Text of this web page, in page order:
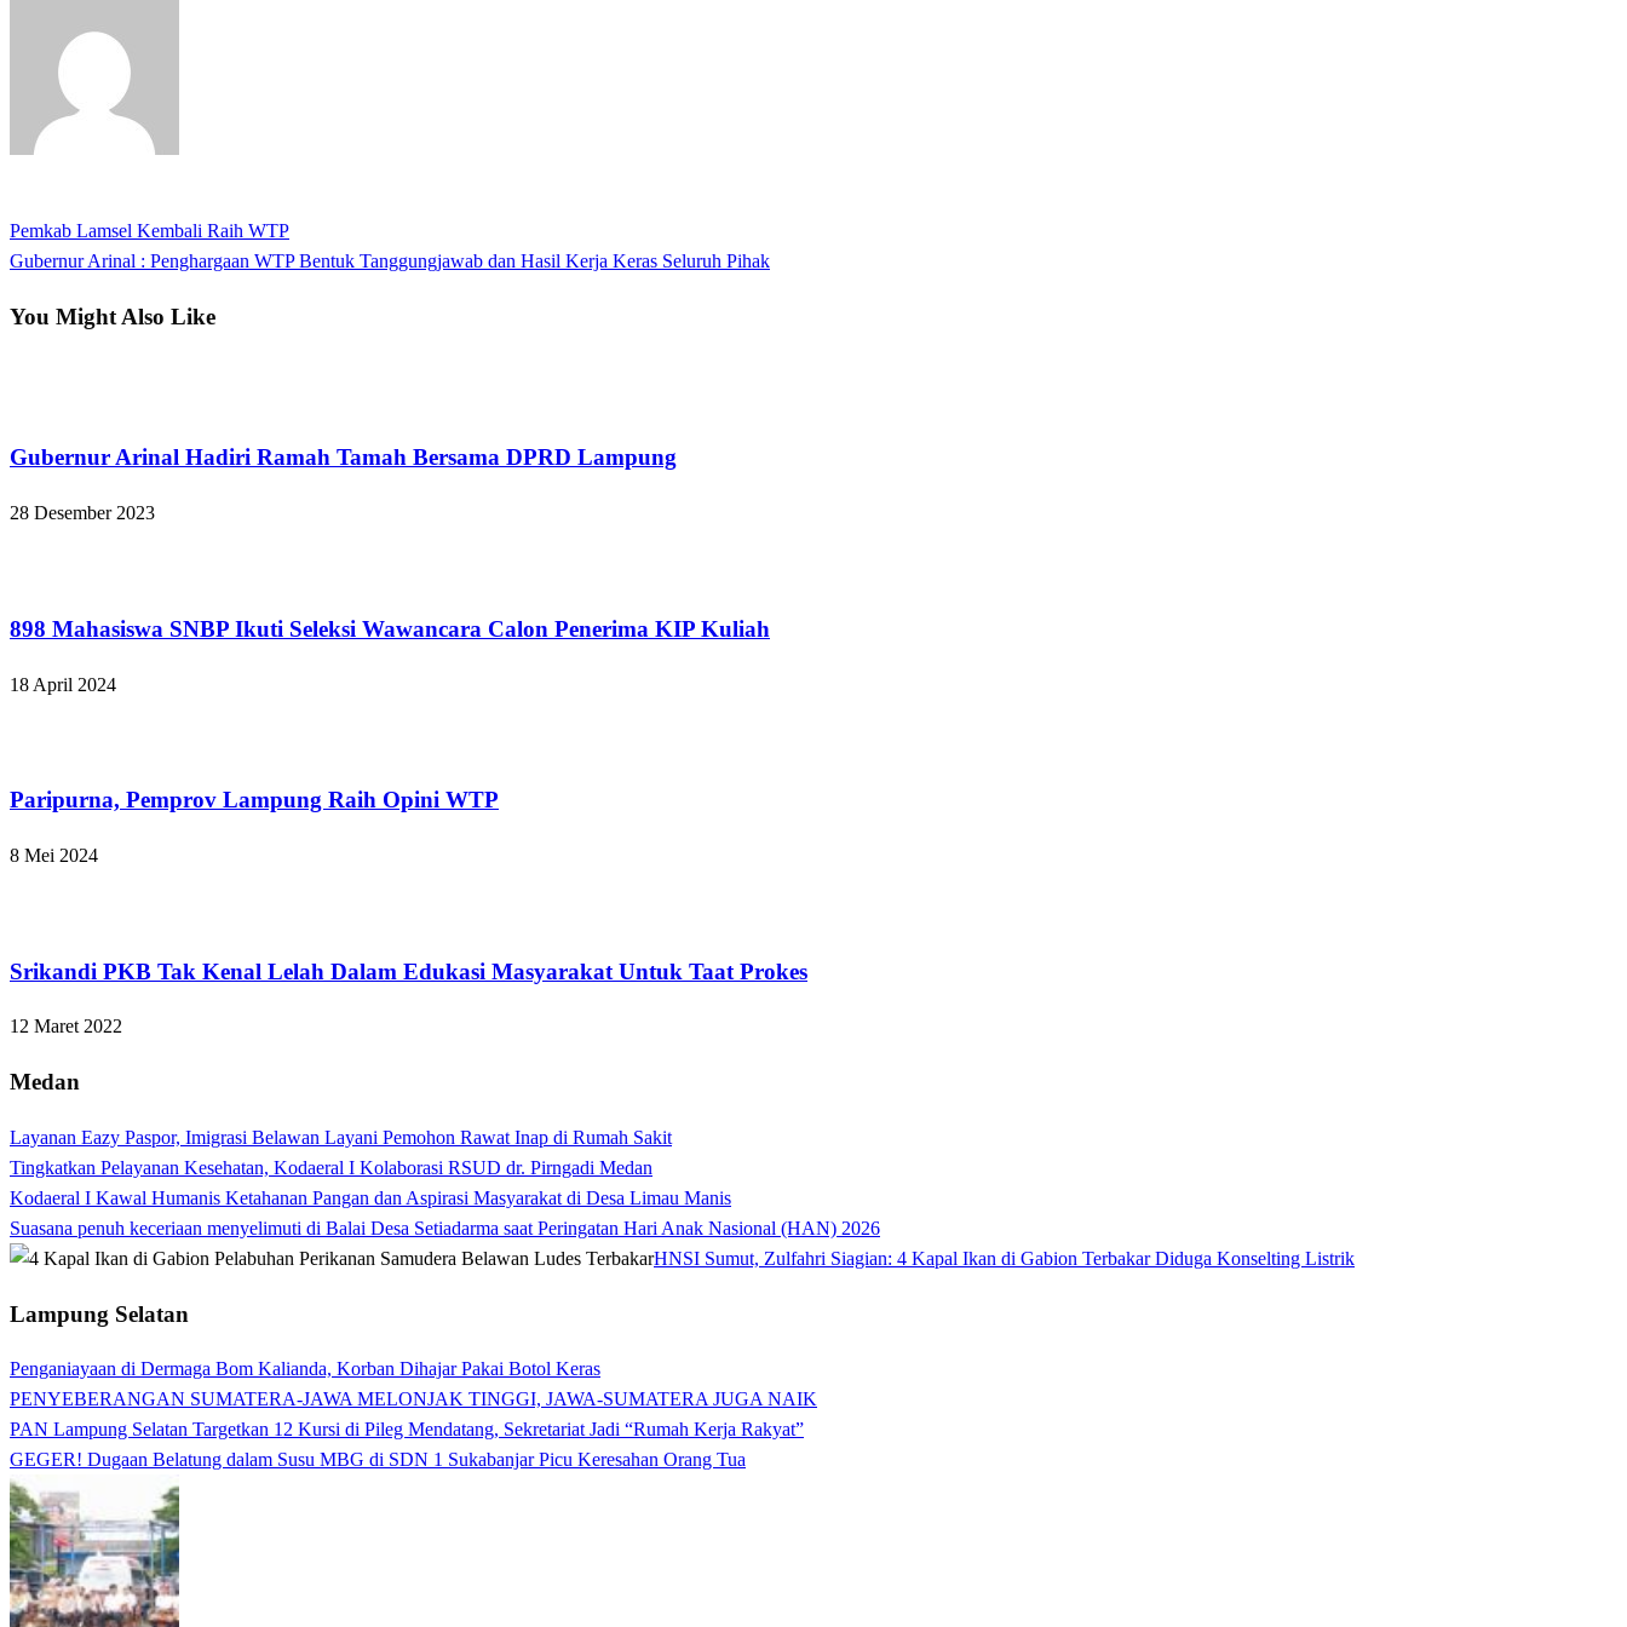
Navigasi
Previous
Post
Pemkab Lamsel Kembali Raih WTP
Next
Gubernur Arinal : Penghargaan WTP Bentuk Tanggungjawab dan Hasil Kerja Keras Seluruh Pihak
You Might Also Like
Gubernur Arinal Hadiri Ramah Tamah Bersama DPRD Lampung
28 Desember 2023
898 Mahasiswa SNBP Ikuti Seleksi Wawancara Calon Penerima KIP Kuliah
18 April 2024
Paripurna, Pemprov Lampung Raih Opini WTP
8 Mei 2024
Srikandi PKB Tak Kenal Lelah Dalam Edukasi Masyarakat Untuk Taat Prokes
12 Maret 2022
Medan
Layanan Eazy Paspor, Imigrasi Belawan Layani Pemohon Rawat Inap di Rumah Sakit
Tingkatkan Pelayanan Kesehatan, Kodaeral I Kolaborasi RSUD dr. Pirngadi Medan‎
Kodaeral I Kawal Humanis Ketahanan Pangan dan Aspirasi Masyarakat di Desa Limau Manis
Suasana penuh keceriaan menyelimuti di Balai Desa Setiadarma saat Peringatan Hari Anak Nasional (HAN) 2026
HNSI Sumut, Zulfahri Siagian: 4 Kapal Ikan di Gabion Terbakar Diduga Konselting Listrik
Lampung Selatan
Penganiayaan di Dermaga Bom Kalianda, Korban Dihajar Pakai Botol Keras
PENYEBERANGAN SUMATERA-JAWA MELONJAK TINGGI, JAWA-SUMATERA JUGA NAIK
PAN Lampung Selatan Targetkan 12 Kursi di Pileg Mendatang, Sekretariat Jadi “Rumah Kerja Rakyat”
GEGER! Dugaan Belatung dalam Susu MBG di SDN 1 Sukabanjar Picu Keresahan Orang Tua